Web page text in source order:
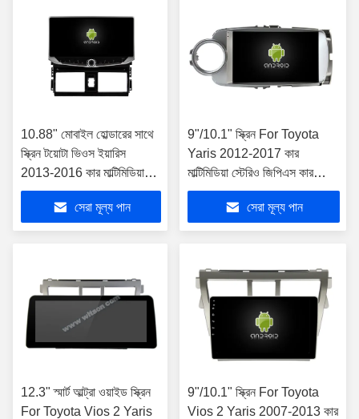
10.88" মোবাইল হোল্ডারের সাথে
স্ক্রিন টয়োটা ভিওস ইয়ারিস
2013-2016 কার মাল্টিমিডিয়া
স্টেরিওর জন্য
সেরা মূল্য পান
9"/10.1" স্ক্রিন For Toyota
Yaris 2012-2017 কার
মাল্টিমিডিয়া স্টেরিও জিপিএস কারপ্লে
প্লেয়ার
সেরা মূল্য পান
12.3" স্মার্ট আল্ট্রা ওয়াইড স্ক্রিন
For Toyota Vios 2 Yaris
9"/10.1" স্ক্রিন For Toyota
Vios 2 Yaris 2007-2013 কার